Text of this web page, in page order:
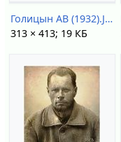
Голицын АВ (1932).JPG
313 × 413; 19 КБ